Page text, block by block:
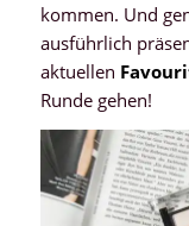
kommen. Und
ausführlich
aktuellen
Runde gehen!